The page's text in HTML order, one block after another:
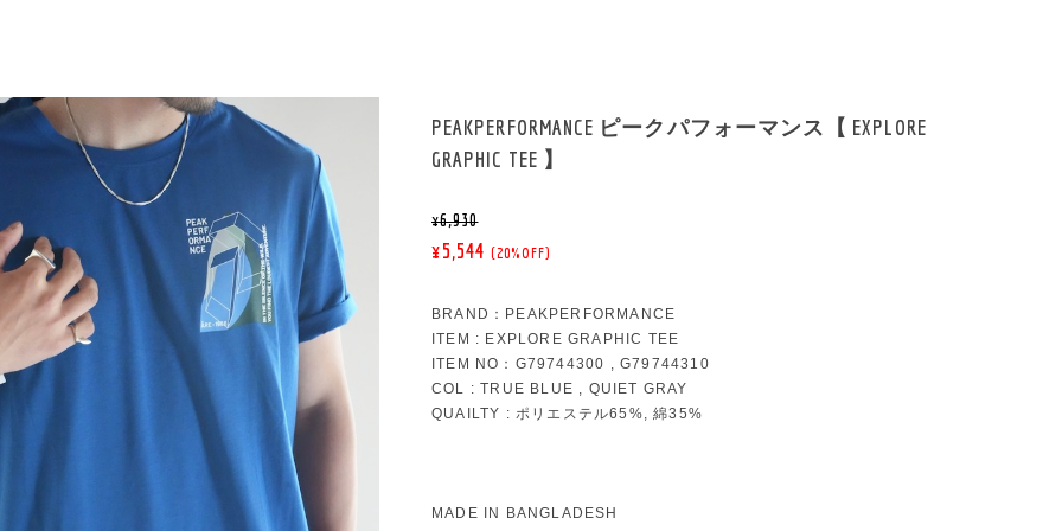
PEAKPERFORMANCE ピークパフォーマンス【 EXPLORE
GRAPHIC TEE 】
¥6,930
¥5,544 (20%OFF)
BRAND：PEAKPERFORMANCE
ITEM : EXPLORE GRAPHIC TEE
ITEM NO：G79744300 , G79744310
COL : TRUE BLUE , QUIET GRAY
QUAILTY : ポリエステル65%, 綿35%
MADE IN BANGLADESH